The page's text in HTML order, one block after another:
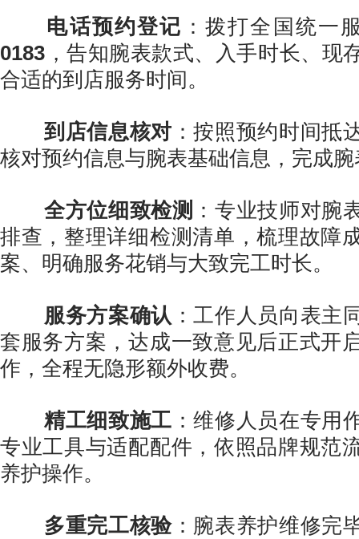
电话预约登记 ：拨打全国统一
0183 ，告知腕表款式、入手时长、现
合适的到店服务时间。
到店信息核对 ：按照预约时间抵
核对预约信息与腕表基础信息，完成
全方位细致检测 ：专业技师对腕
排查，整理详细检测清单，梳理故障
案、明确服务花销与大致完工时长。
服务方案确认 ：工作人员向表主
套服务方案，达成一致意见后正式开
作，全程无隐形额外收费。
精工细致施工 ：维修人员在专用
专业工具与适配配件，依照品牌规范
养护操作。
多重完工核验：腕表养护维修完